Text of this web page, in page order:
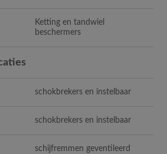
Ketting en tandwiel
beschermers
schokbrekers en instelbaar
schokbrekers en instelbaar
schijfremmen geventileerd